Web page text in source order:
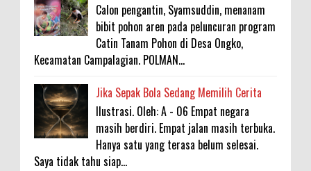
Calon pengantin, Syamsuddin, menanam
bibit pohon aren pada peluncuran program
Catin Tanam Pohon di Desa Ongko,
Kecamatan Campalagian. POLMAN...
Jika Sepak Bola Sedang Memilih Cerita
Ilustrasi. Oleh: A - 06 Empat negara
masih berdiri. Empat jalan masih terbuka.
Hanya satu yang terasa belum selesai.
Saya tidak tahu siap...